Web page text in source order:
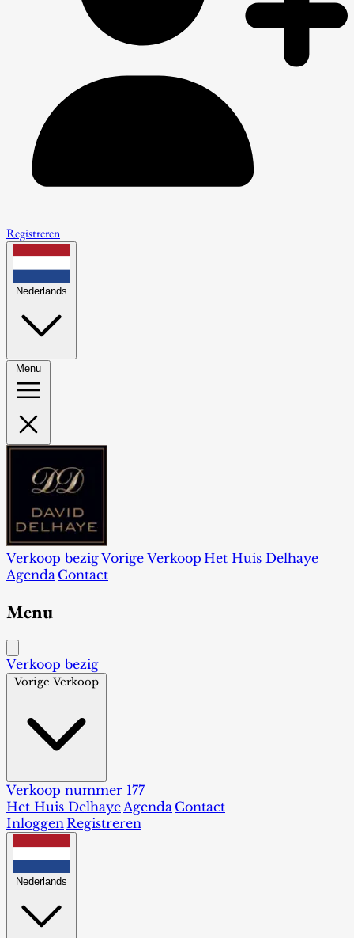
Registreren
Nederlands
Menu
Verkoop bezigVorige Verkoop Het Huis Delhaye
Agenda Contact
Menu
Verkoop bezig
Vorige Verkoop
Verkoop nummer 177
Het Huis DelhayeAgenda Contact
InloggenRegistreren
Nederlands